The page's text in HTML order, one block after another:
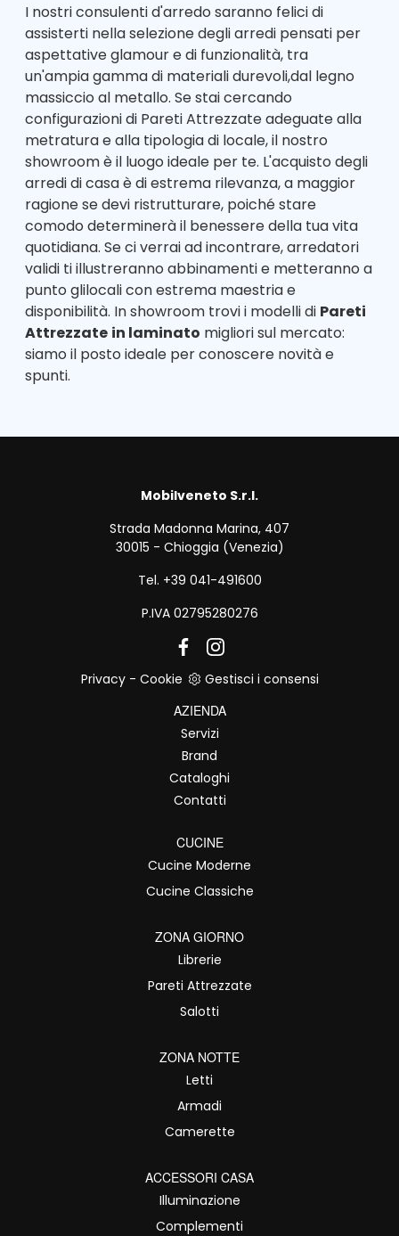
I nostri consulenti d'arredo saranno felici di
assisterti nella selezione degli arredi pensati per
aspettative glamour e di funzionalità, tra
un'ampia gamma di materiali durevoli,dal legno
massiccio al metallo. Se stai cercando
configurazioni di Pareti Attrezzate adeguate alla
metratura e alla tipologia di locale, il nostro
showroom è il luogo ideale per te. L'acquisto degli
arredi di casa è di estrema rilevanza, a maggior
ragione se devi ristrutturare, poiché stare
comodo determinerà il benessere della tua vita
quotidiana. Se ci verrai ad incontrare, arredatori
validi ti illustreranno abbinamenti e metteranno a
punto glilocali con estrema maestria e
disponibilità. In showroom trovi i modelli di Pareti
Attrezzate in laminato migliori sul mercato:
siamo il posto ideale per conoscere novità e
spunti.
Mobilveneto S.r.l.
Strada Madonna Marina, 407
30015 - Chioggia (Venezia)
Tel. +39 041-491600
P.IVA 02795280276
Privacy- Cookie
Gestisci i consensi
AZIENDA
Servizi
Brand
Cataloghi
Contatti
CUCINE
Cucine Moderne
Cucine Classiche
ZONA GIORNO
Librerie
Pareti Attrezzate
Salotti
ZONA NOTTE
Letti
Armadi
Camerette
ACCESSORI CASA
Illuminazione
Complementi